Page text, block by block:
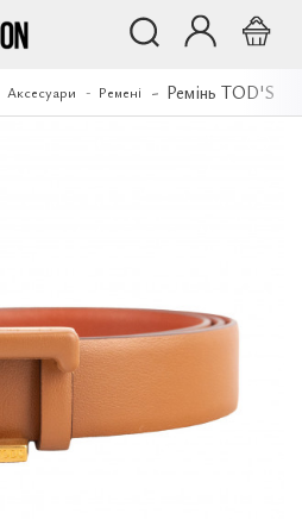
Аксесуари Ремені Ремінь TOD'S